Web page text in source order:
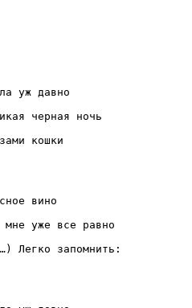
уж давно
черная ночь
кошки
вино
мне уже все равно
Легко запомнить: